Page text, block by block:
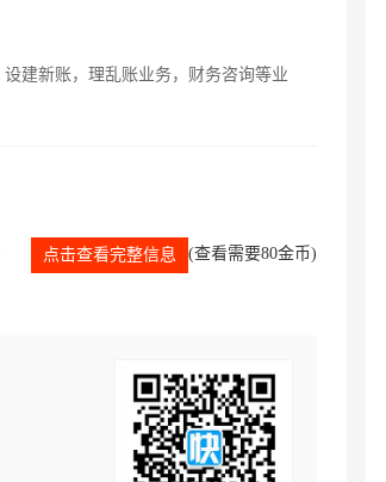
建新账，理乱账业务，财务咨询等业
点击查看完整信息 (查看需要80金币)